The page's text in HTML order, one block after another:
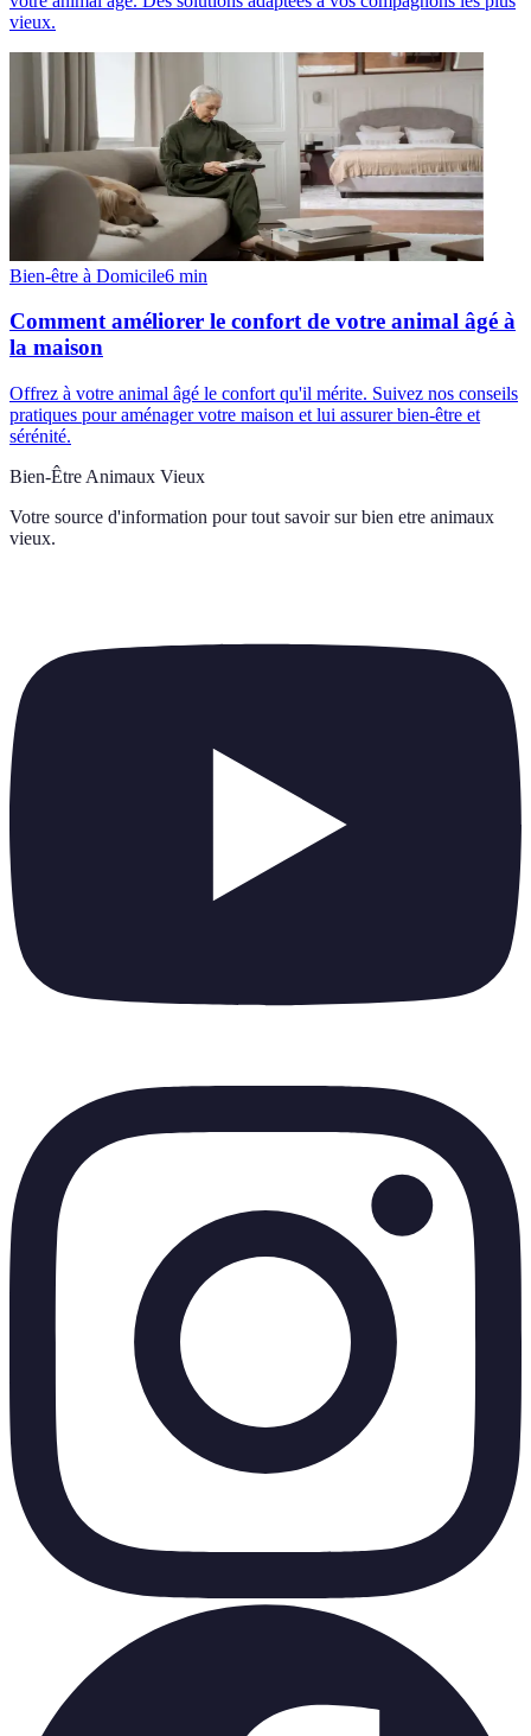
vieux.
Bien-être à Domicile6 min
Comment améliorer le confort de votre animal âgé à
la maison
Offrez à votre animal âgé le confort qu'il mérite. Suivez nos conseils
pratiques pour aménager votre maison et lui assurer bien-être et
sérénité.
Bien-Être Animaux Vieux
Votre source d'information pour tout savoir sur bien etre animaux
vieux.